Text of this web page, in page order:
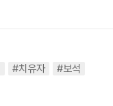
#치유자
#보석